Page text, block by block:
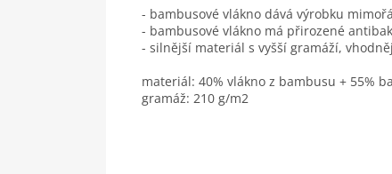
- bambusové vlákno dává výrobku
- bambusové vlákno má přirozené
- silnější materiál s vyšší gramáží,
materiál: 40% vlákno z bambusu + 55%
gramáž: 210 g/m2